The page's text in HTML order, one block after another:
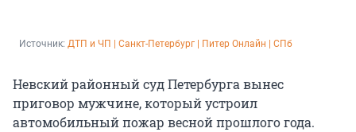
Источник: ДТП и ЧП | Санкт-Петербург | Питер Онлайн | СПб
Невский районный суд Петербурга вынес
приговор мужчине, который устроил
автомобильный пожар весной прошлого года.